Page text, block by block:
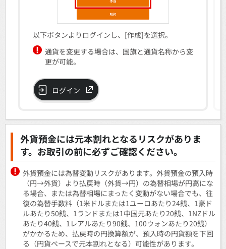
以下ボタンよりログインし、[作成]を選択。
通貨を変更する場合は、国旗と通貨名称から変
更が可能。
ログイン
外貨預金には元本割れとなるリスクがありま
す。お取引の前に必ずご確認ください。
外貨預金には為替変動リスクがあります。外貨預金の預入時
（円→外貨）より払戻時（外貨→円）の為替相場が円高にな
る場合、または為替相場にまったく変動がない場合でも、往
復の為替手数料（1米ドルまたは1ユーロあたり24銭、1豪ド
ルあたり50銭、1ランドまたは1中国元あたり20銭、1NZドル
あたり40銭、1レアルあたり90銭、100ウォンあたり20銭）
がかかるため、払戻時の円換算額が、預入時の円貨額を下回
る（円貨ベースで元本割れとなる）可能性があります。